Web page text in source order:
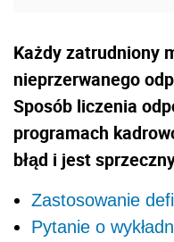
Każdy zatrudniony
nieprzerwanego
Sposób liczenia
programach
błąd i jest
Zastosowanie
Pytanie o